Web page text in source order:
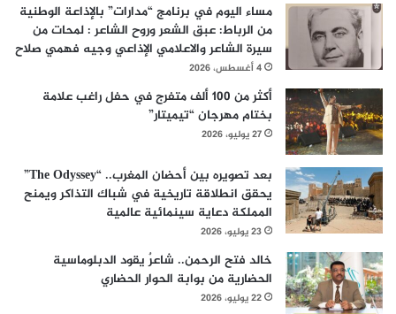
مساء اليوم في برنامج “مدارات” بالإذاعة الوطنية
من الرباط: عبق الشعر وروح الشاعر : لمحات من
سيرة الشاعر والاعلامي الإذاعي وجيه فهمي صلاح
4 أغسطس، 2026
أكثر من 100 ألف متفرج في حفل راغب علامة
بختام مهرجان “تيميتار”
27 يوليو، 2026
بعد تصويره بين أحضان المغرب.. “The Odyssey”
يحقق انطلاقة تاريخية في شباك التذاكر ويمنح
المملكة دعاية سينمائية عالمية
23 يوليو، 2026
خالد فتح الرحمن.. شاعرٌ يقود الدبلوماسية
الحضارية من بوابة الحوار الحضاري
22 يوليو، 2026